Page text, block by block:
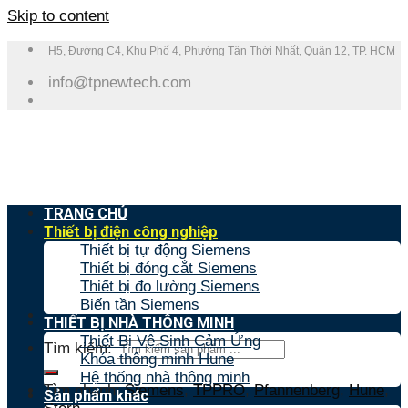
Skip to content
H5, Đường C4, Khu Phố 4, Phường Tân Thới Nhất, Quận 12, TP. HCM
info@tpnewtech.com
Tìm kiếm:
Tìm nhanh:Siemens,TPPRO,Pfannenberg,Hune,
TRANG CHỦ
Thiết bị điện công nghiệp
Thiết bị tự động Siemens
Thiết bị đóng cắt Siemens
Thiết bị đo lường Siemens
Biến tần Siemens
THIẾT BỊ NHÀ THÔNG MINH
Thiết Bị Vệ Sinh Cảm Ứng
Khóa thông minh Hune
Hệ thống nhà thông minh
Sản phẩm khác